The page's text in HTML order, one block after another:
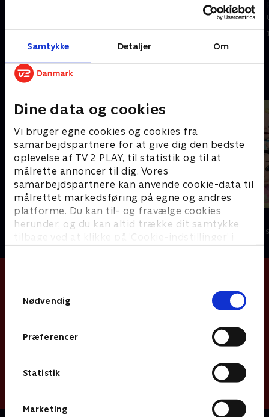
Samtykke Detaljer Om
Dine data og cookies
Vi bruger egne cookies og cookies fra
samarbejdspartnere for at give dig den bedste
oplevelse af TV 2 PLAY, til statistik og til at
målrette annoncer til dig. Vores
samarbejdspartnere kan anvende cookie-data til
målrettet markedsføring på egne og andres
platforme. Du kan til- og fravælge cookies
herunder, og du kan altid trække dit samtykke
tilbage ved at klikke på ’Cookie-indstillinger’ i
Nødvendig
Præferencer
Statistik
Marketing
Filmene er enkle, lærerige og
Andre så også
Miniteve: Maskiner
Børneserier • 1 sæsoner
Cocomelon
Børneserier •